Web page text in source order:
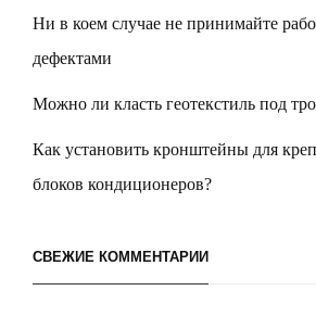
Ни в коем случае не принимайте
дефектами
Можно ли класть геотекстиль под
Как установить кронштейны для
блоков кондиционеров?
СВЕЖИЕ КОММЕНТАРИИ